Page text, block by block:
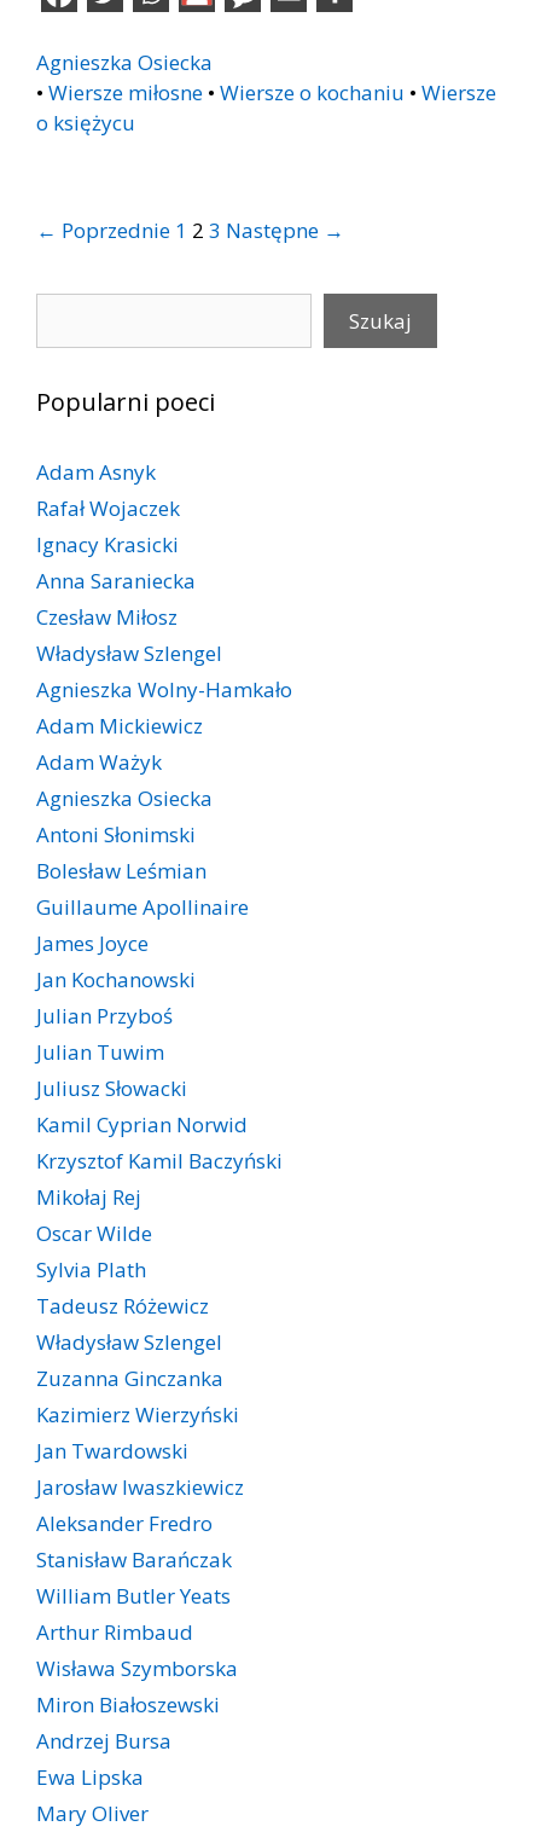
Agnieszka Osiecka
• Wiersze miłosne • Wiersze o kochaniu • Wiersze
o księżycu
Post
← Poprzednie 1 2 3 Następne →
Szukaj
Popularni poeci
Adam Asnyk
Rafał Wojaczek
Ignacy Krasicki
Anna Saraniecka
Czesław Miłosz
Władysław Szlengel
Agnieszka Wolny-Hamkało
Adam Mickiewicz
Adam Ważyk
Agnieszka Osiecka
Antoni Słonimski
Bolesław Leśmian
Guillaume Apollinaire
James Joyce
Jan Kochanowski
Julian Przyboś
Julian Tuwim
Juliusz Słowacki
Kamil Cyprian Norwid
Krzysztof Kamil Baczyński
Mikołaj Rej
Oscar Wilde
Sylvia Plath
Tadeusz Różewicz
Władysław Szlengel
Zuzanna Ginczanka
Kazimierz Wierzyński
Jan Twardowski
Jarosław Iwaszkiewicz
Aleksander Fredro
Stanisław Barańczak
William Butler Yeats
Arthur Rimbaud
Wisława Szymborska
Miron Białoszewski
Andrzej Bursa
Ewa Lipska
Mary Oliver